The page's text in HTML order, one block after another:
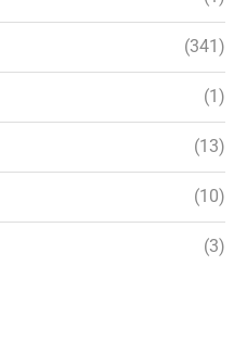
(341)
(1)
(13)
(10)
(3)